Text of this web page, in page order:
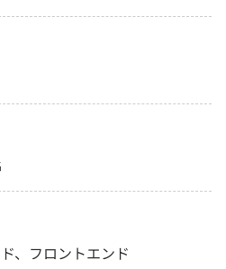
、フロントエンド